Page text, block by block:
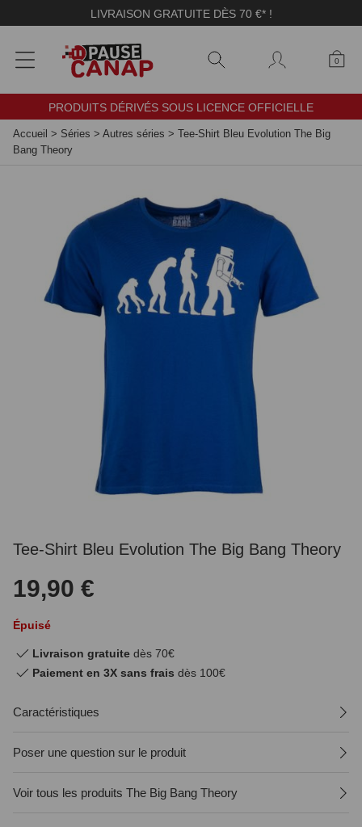
LIVRAISON GRATUITE DÈS 70 €* !
0
PRODUITS DÉRIVÉS SOUS LICENCE OFFICIELLE
Accueil > Séries > Autres séries > Tee-Shirt Bleu Evolution The Big
Bang Theory
Tee-Shirt Bleu Evolution The Big Bang Theory
19,90 €
Épuisé
Livraison gratuite dès 70€
Paiement en 3X sans frais dès 100€
Caractéristiques
Poser une question sur le produit
Voir tous les produits The Big Bang Theory
Panneau de gestion des cookies